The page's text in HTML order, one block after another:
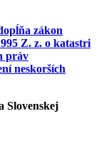
zákon
Z. z. o katastri
práv
neskorších
Slovenskej